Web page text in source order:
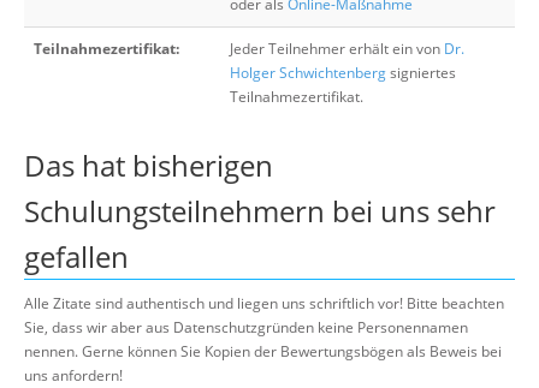
oder als Online-Maßnahme
Teilnahmezertifikat: Jeder Teilnehmer erhält ein von Dr.
Holger Schwichtenbergsigniertes
Teilnahmezertifikat.
Das hat bisherigen
Schulungsteilnehmern bei uns sehr
gefallen
Alle Zitate sind authentisch und liegen uns schriftlich vor! Bitte beachten
Sie, dass wir aber aus Datenschutzgründen keine Personennamen
nennen. Gerne können Sie Kopien der Bewertungsbögen als Beweis bei
uns anfordern!